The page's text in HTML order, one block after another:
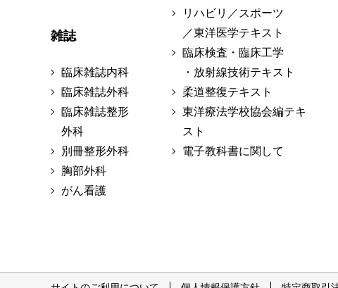
雑誌
臨床雑誌内科
臨床雑誌外科
臨床雑誌整形
外科
別冊整形外科
胸部外科
がん看護
リハビリ／スポーツ
／東洋医学テキスト
臨床検査・臨床工学
・放射線技術テキスト
柔道整復テキスト
東洋療法学校協会編テキ
スト
電子教科書に関して